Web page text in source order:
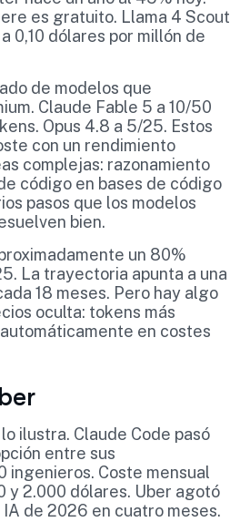
es gratuito. Llama 4 Scout
0,10 dólares por millón de
de modelos que
Claude Fable 5 a 10/50
Opus 4.8 a 5/25. Estos
con un rendimiento
complejas: razonamiento
código en bases de código
pasos que los modelos
bien.
un 80%
La trayectoria apunta a una
18 meses. Pero hay algo
oculta: tokens más
en costes
ilustra. Claude Code pasó
entre sus
ingenieros. Coste mensual
y 2.000 dólares. Uber agotó
de 2026 en cuatro meses.